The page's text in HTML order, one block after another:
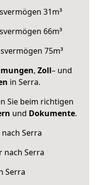
31m³
66m³
75m³
, Zoll– und
in Serra.
Sie beim richtigen
und Dokumente.
Serra
nach Serra
Serra